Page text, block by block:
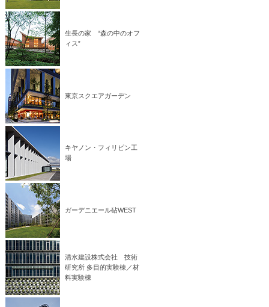
生長の家 “森の中のオフ
ィス”
東京スクエアガーデン
キヤノン・フィリピン工
場
ガーデニエール砧WEST
清水建設株式会社 技術
研究所 多目的実験棟／材
料実験棟